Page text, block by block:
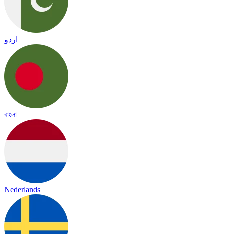
اردو
বাংলা
Nederlands